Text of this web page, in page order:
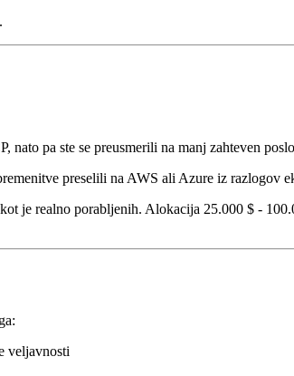
pa ste se preusmerili na manj zahteven
preselili na AWS ali Azure iz razlogov
je realno porabljenih. Alokacija 25.000 $ -
veljavnosti